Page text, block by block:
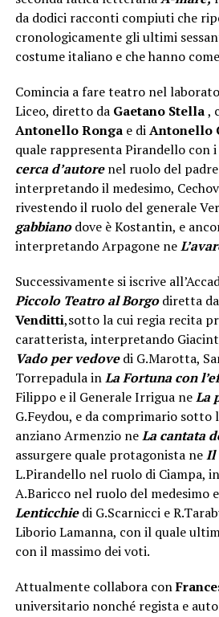
da dodici racconti compiuti che
cronologicamente gli ultimi
costume italiano e che hanno
Comincia a fare teatro nel
Liceo, diretto da Gaetano Stella,
Antonello Rongae diAntonello
quale rappresenta Pirandello con i
cerca d’autorenel ruolo del
interpretando il medesimo,
rivestendo il ruolo del generale
gabbianodove è Kostantin, e
interpretando Arpagone ne
Successivamente si iscrive
Piccolo Teatro al Borgodiretta da
Venditti,sotto la cui regia recita
caratterista, interpretando
Vado per vedovedi G.Marotta,
Torrepadula inLa Fortuna con
Filippo e il Generale Irrigua neLa
G.Feydou, e da comprimario sotto
anziano Armenzio neLa cantata
assurgere quale protagonista neIl
L.Pirandello nel ruolo di Ciampa, in
A.Baricco nel ruolo del medesimo
Lenticchiedi G.Scarnicci e
Liborio Lamanna, con il quale
con il massimo dei voti.
Attualmente collabora con
universitario nonché regista e